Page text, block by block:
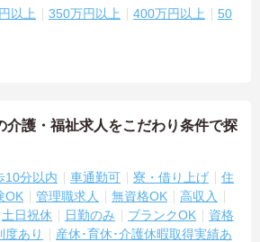
以上 350万円以上 400万円以上
50
介護・福祉求人をこだわり条件で探
10分以内 車通勤可 寮・借り上げ
住
OK 管理職求人 無資格OK
高収入
土日祝休 日勤のみ ブランクOK
資格
度あり
産休･育休･介護休暇取得実績あ